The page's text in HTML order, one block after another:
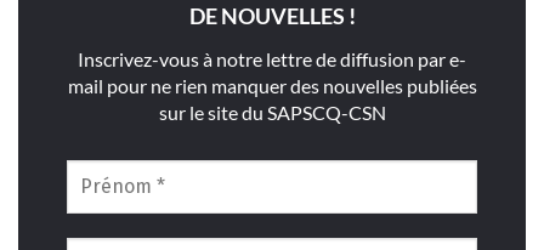
DE NOUVELLES !
Inscrivez-vous à notre lettre de diffusion par e-
mail pour ne rien manquer des nouvelles publiées
sur le site du SAPSCQ-CSN